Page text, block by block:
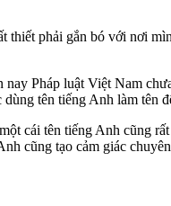
thiết phải gắn bó với nơi
Pháp luật Việt Nam
tên tiếng Anh làm tên
cái tên tiếng Anh cũng
cũng tạo cảm giác